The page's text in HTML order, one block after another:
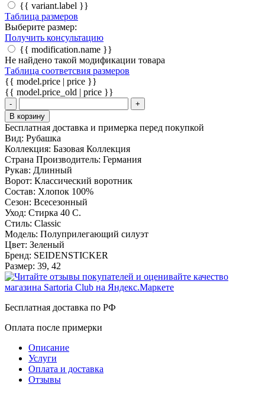
{{ variant.label }}
Таблица размеров
Выберите размер:
Получить консультацию
{{ modification.name }}
Не найдено такой модификации товара
Таблица соответсвия размеров
{{ model.price | price }}
{{ model.price_old | price }}
-
+
В корзину
Бесплатная доставка и примерка перед покупкой
Вид: Рубашка
Коллекция: Базовая Коллекция
Страна Производитель: Германия
Рукав: Длинный
Ворот: Классический воротник
Состав: Хлопок 100%
Сезон: Всесезонный
Уход: Стирка 40 С.
Стиль: Classic
Модель: Полуприлегающий силуэт
Цвет: Зеленый
Бренд: SEIDENSTICKER
Размер: 39, 42
Бесплатная доставка по РФ
Оплата после примерки
Описание
Услуги
Оплата и доставка
Отзывы